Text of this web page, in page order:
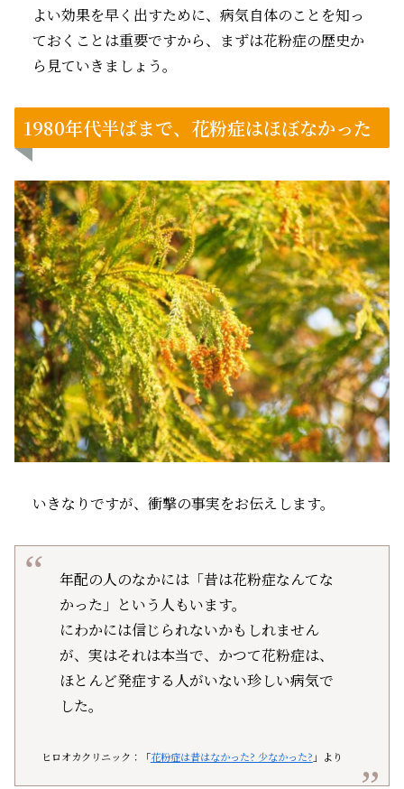
よい効果を早く出すために、病気自体のことを知っ
ておくことは重要ですから、まずは花粉症の歴史か
ら見ていきましょう。
1980年代半ばまで、花粉症はほぼなかった
いきなりですが、衝撃の事実をお伝えします。
年配の人のなかには「昔は花粉症なんてな
かった」という人もいます。
にわかには信じられないかもしれません
が、実はそれは本当で、かつて花粉症は、
ほとんど発症する人がいない珍しい病気で
した。
ヒロオカクリニック：「花粉症は昔はなかった? 少なかった? 」より